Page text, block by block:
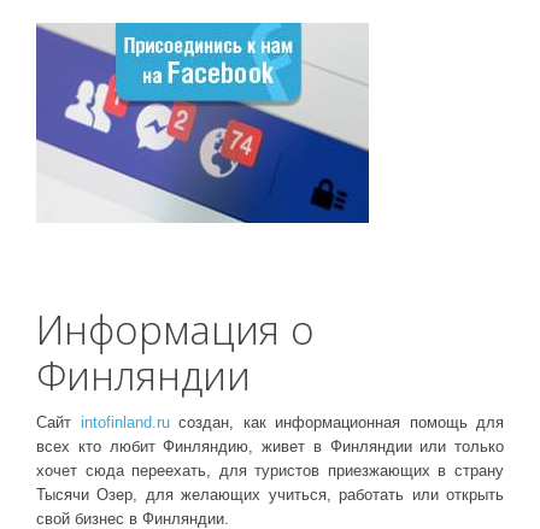
Информация о
Финляндии
Сайт intofinland.ruсоздан, как информационная помощь для
всех кто любит Финляндию, живет в Финляндии или только
хочет сюда переехать, для туристов приезжающих в страну
Тысячи Озер, для желающих учиться, работать или открыть
свой бизнес в Финляндии.